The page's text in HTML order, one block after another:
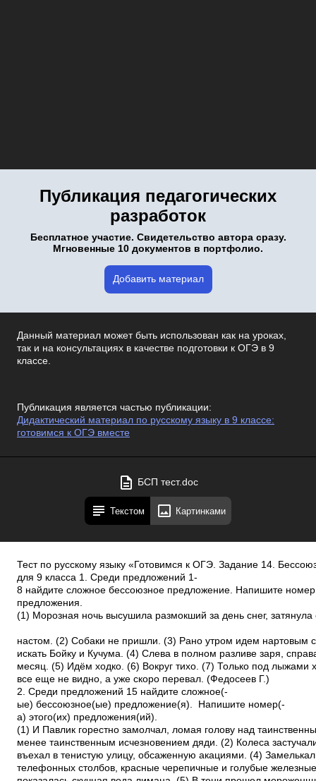
Публикация педагогических
разработок
Бесплатное участие. Свидетельство автора сразу.
Мгновенные 10 документов в портфолио.
Добавить материал
Данный материал может быть использован как на уроках,
так и на консультациях в качестве подготовки к ОГЭ в 9
классе.
Публикация является частью публикации:
Дидактический материал по русскому языку в 9 классе:
готовимся к ОГЭ вместе
БСП тест.doc
Текстом Картинками
Тест по русскому языку «Готовимся к ОГЭ. Задание 14.
для 9 класса 1. Среди предложений 1­
8 найдите сложное бессоюзное предложение. Напишите номер
предложения.
(1) Морозная ночь высушила размокший за день снег, затянула
настом. (2) Собаки не пришли. (3) Рано утром идем нартовым
искать Бойку и Кучума. (4) Слева в полном разливе заря,
месяц. (5) Идём ходко. (6) Вокруг тихо. (7) Только под лыжами
все еще не видно, а уже скоро перевал. (Федосеев Г.)
2. Среди предложений 1­5 найдите сложное(­
ые) бессоюзное(­ые) предложение(­я). Напишите номер(­
а) этого(­их) предложения(­ий).
(1) И Павлик горестно замолчал, ломая голову над
менее таинственным исчезновением дяди. (2) Колеса
въехал в тенистую улицу, обсаженную акациями. (4)
телефонных столбов, красные черепичные и голубые